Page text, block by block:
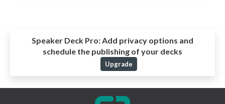
Speaker Deck Pro:Add privacy options and
schedule the publishing of your decks
Upgrade